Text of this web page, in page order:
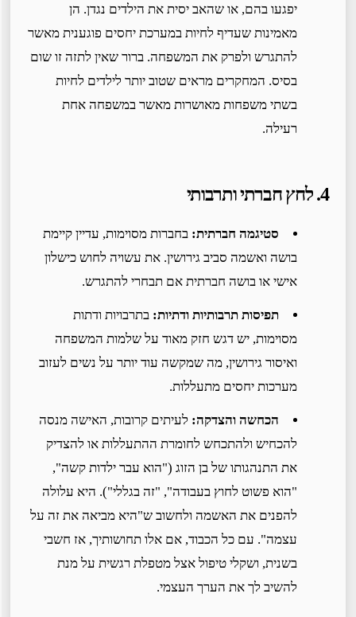
יפגעו בהם, או שהאב יסית את הילדים נגדן. הן
מאמינות שעדיף לחיות במערכת יחסים פוגענית מאשר
להתגרש ולפרק את המשפחה. ברור שאין לתזה זו שום
בסיס. המחקרים מראים שטוב יותר לילדים לחיות
בשתי משפחות מאושרות מאשר במשפחה אחת
רעילה.
4. לחץ חברתי ותרבותי
סטיגמה חברתית:בחברות מסוימות, עדיין קיימת
בושה ואשמה סביב גירושין. את עשויה לחוש כישלון
אישי או בושה חברתית אם תבחרי להתגרש.
תפיסות תרבותיות ודתיות:בתרבויות ודתות
מסוימות, יש דגש חזק מאוד על שלמות המשפחה
ואיסור גירושין, מה שמקשה עוד יותר על נשים לעזוב
מערכות יחסים מתעללות.
הכחשה והצדקה:לעיתים קרובות, האישה מנסה
להכחיש ולהתכחש לחומרת ההתעללות או להצדיק
את התנהגותו של בן הזוג ("הוא עבר ילדות קשה",
"הוא פשוט לחוץ בעבודה", "זה בגללי"). היא עלולה
להפנים את האשמה ולחשוב ש"היא מביאה את זה על
עצמה". עם כל הכבוד, אם אלו תחושותיך, אז חשבי
בשנית, ושקלי טיפול אצל מטפלת רגשית על מנת
להשיב לך את הערך העצמי.